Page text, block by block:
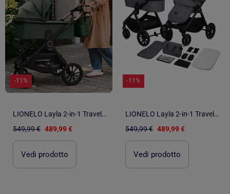
-11%
LIONELO Layla 2-in-1 Travel System - Fino a 22 kg - Il sistema da viaggio include passeggino, navice
549,99 € 489,99 €
Vedi prodotto
-11%
LIONELO Layla 2-in-1 Travel System - Fino a 22 kg - Il sistema da viaggio include passeggino, navice
549,99 € 489,99 €
Vedi prodotto